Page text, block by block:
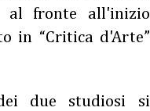
al fronte all'inizio
in “Critica d'Arte”
due studiosi si